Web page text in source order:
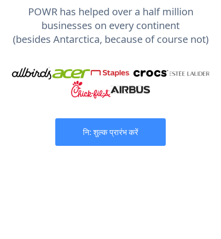
POWR has helped over a half million
businesses on every continent
(besides Antarctica, because of course not)
नि: शुल्क प्रारंभ करें